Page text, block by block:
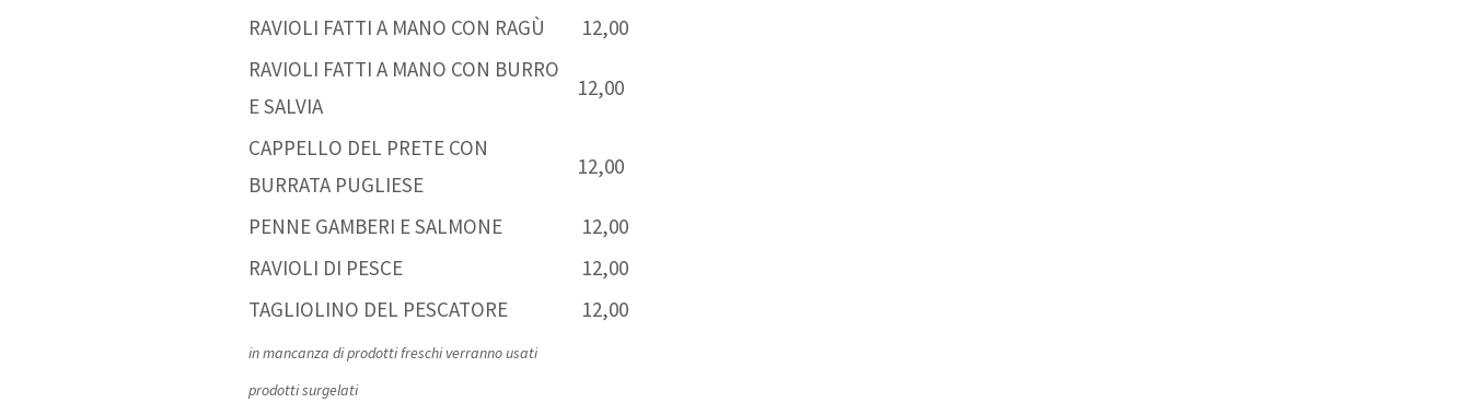
RAVIOLI FATTI A MANO CON RAGÙ
12,00
RAVIOLI FATTI A MANO CON BURRO
E SALVIA
12,00
CAPPELLO DEL PRETE CON
BURRATA PUGLIESE
12,00
PENNE GAMBERI E SALMONE
12,00
RAVIOLI DI PESCE
12,00
TAGLIOLINO DEL PESCATORE
12,00
in mancanza di prodotti freschi verranno usati
prodotti surgelati